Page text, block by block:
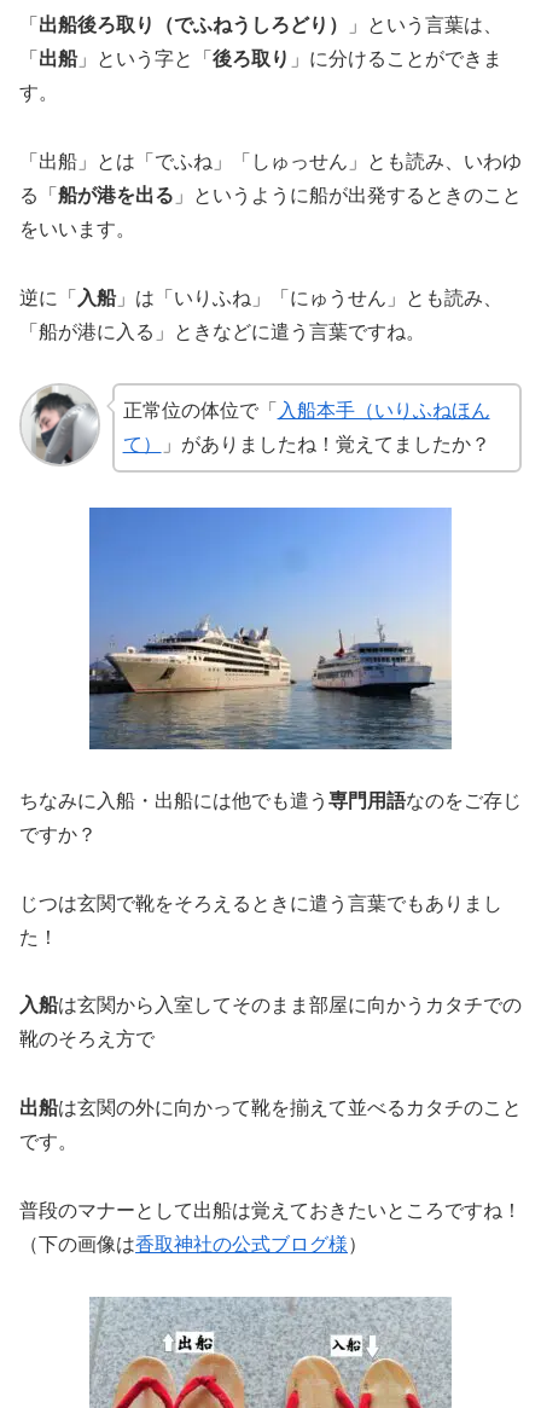
「 出船後ろ取り（でふねうしろどり）
」という言葉は、
「 出船」という字と「 後ろ取り 」に分けることができま
す。
「出船」とは「でふね」「しゅっせん」とも読み、いわゆ
る「 船が港を出る 」というように船が出発するときのこと
をいいます。
逆に「 入船」は「いりふね」「にゅうせん」とも読み、
「船が港に入る」ときなどに遣う言葉ですね。
正常位の体位で「 入船本手（いりふねほん
て）
」がありましたね！覚えてましたか？
ちなみに入船・出船には他でも遣う 専門用語なのをご存じ
ですか？
じつは玄関で靴をそろえるときに遣う言葉でもありまし
た！
入船は玄関から入室してそのまま部屋に向かうカタチでの
靴のそろえ方で
出船は玄関の外に向かって靴を揃えて並べるカタチのこと
です。
普段のマナーとして出船は覚えておきたいところですね！
（下の画像は香取神社の公式ブログ様）